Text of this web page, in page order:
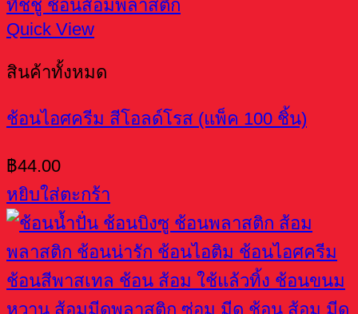
Quick View
สินค้าทั้งหมด
ช้อนไอศครีม สีโอลด์โรส (แพ็ค 100 ชิ้น)
฿44.00
หยิบใส่ตะกร้า